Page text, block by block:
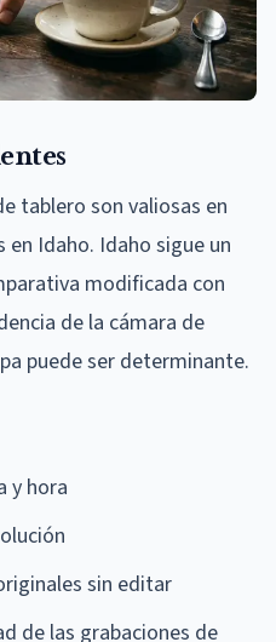
tablero son valiosas en
Idaho. Idaho sigue un
modificada con
de la cámara de
puede ser determinante.
y hora
sin editar
de las grabaciones de